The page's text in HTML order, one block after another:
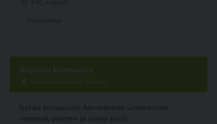
Noljakan koirapuisto
Nuottaniementie 41, Joensuu
Isohko koirapuisto Aavarannan uimarannan
vieressä, pienten ja isojen puoli.